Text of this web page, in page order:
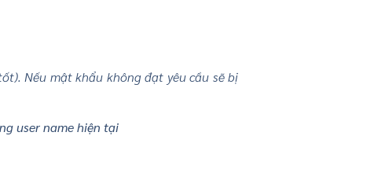
Nếu mật khẩu không đạt yêu cầu sẽ bị
user name hiện tại